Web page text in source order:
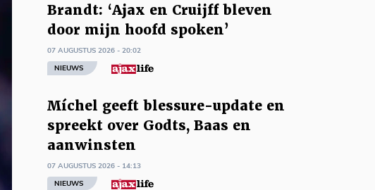
Brandt: ‘Ajax en Cruijff bleven
door mijn hoofd spoken’
07 AUGUSTUS 2026 - 20:02
NIEUWS
Míchel geeft blessure-update en
spreekt over Godts, Baas en
aanwinsten
07 AUGUSTUS 2026 - 14:13
NIEUWS